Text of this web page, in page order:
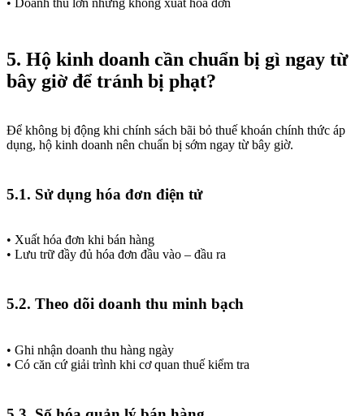
• Doanh thu lớn nhưng không xuất hóa đơn
5. Hộ kinh doanh cần chuẩn bị gì ngay từ
bây giờ để tránh bị phạt?
Để không bị động khi chính sách bãi bỏ thuế khoán chính thức áp
dụng, hộ kinh doanh nên chuẩn bị sớm ngay từ bây giờ.
5.1. Sử dụng hóa đơn điện tử
• Xuất hóa đơn khi bán hàng
• Lưu trữ đầy đủ hóa đơn đầu vào – đầu ra
5.2. Theo dõi doanh thu minh bạch
• Ghi nhận doanh thu hàng ngày
• Có căn cứ giải trình khi cơ quan thuế kiểm tra